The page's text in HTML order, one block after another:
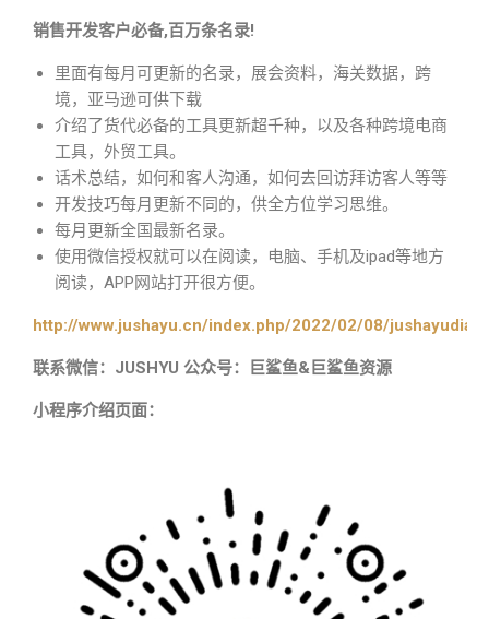
销售开发客户必备,百万条名录!
里面有每月可更新的名录，展会资料，海关数据，跨
境，亚马逊可供下载
介绍了货代必备的工具更新超千种，以及各种跨境电商
工具，外贸工具。
话术总结，如何和客人沟通，如何去回访拜访客人等等
开发技巧每月更新不同的，供全方位学习思维。
每月更新全国最新名录。
使用微信授权就可以在阅读，电脑、手机及ipad等地方
阅读，APP网站打开很方便。
http://www.jushayu.cn/index.php/2022/02/08/
联系微信：JUSHYU 公众号：巨鲨鱼&巨鲨鱼资源
小程序介绍页面：